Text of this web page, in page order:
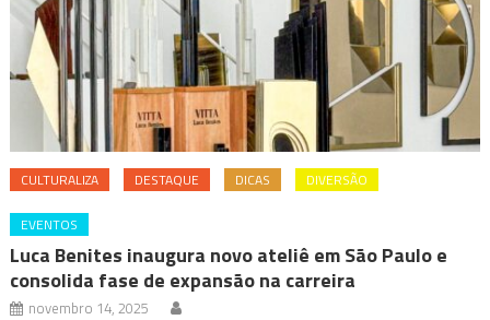
CULTURALIZA DESTAQUE DICAS DIVERSÃO
EVENTOS
Luca Benites inaugura novo ateliê em São Paulo e
consolida fase de expansão na carreira
novembro 14, 2025